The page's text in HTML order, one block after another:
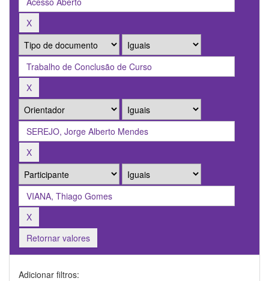
Retornar valores
Adicionar filtros: